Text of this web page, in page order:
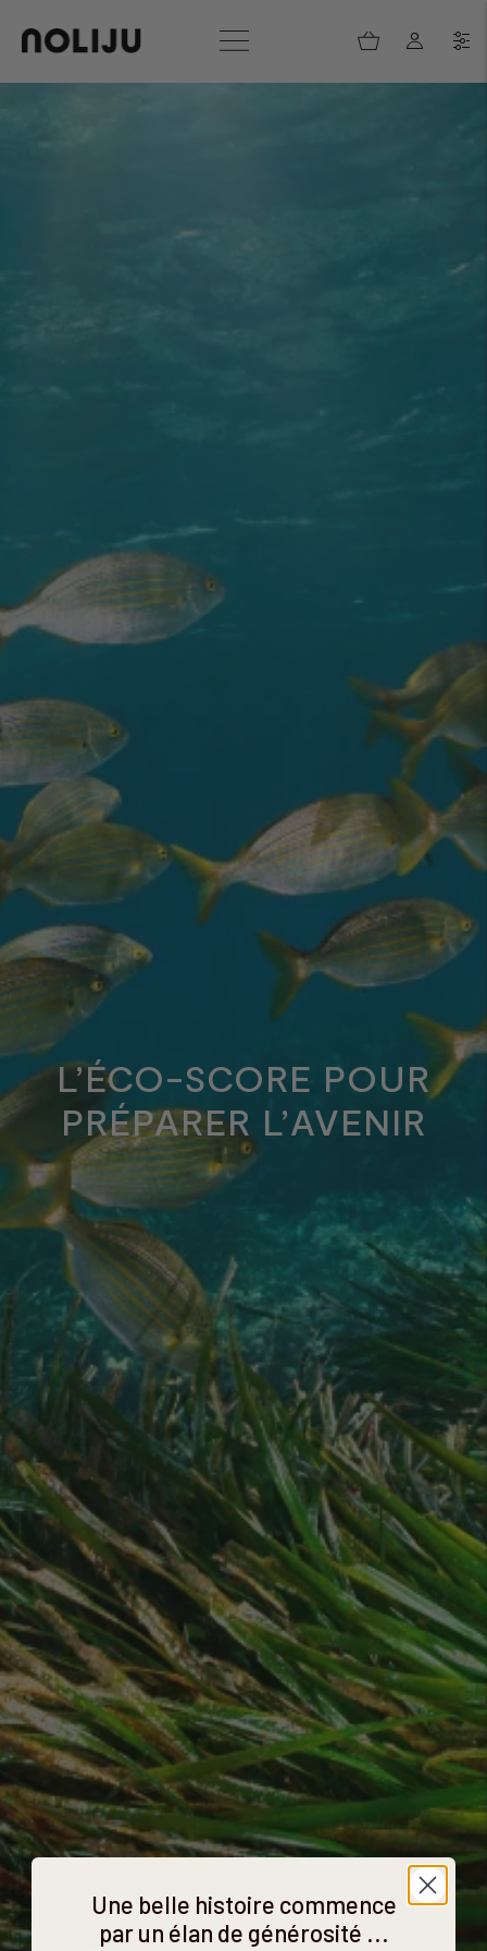
L’ÉCO-SCORE POUR
PRÉPARER L’AVENIR
Une belle histoire commence
par un élan de générosité ...